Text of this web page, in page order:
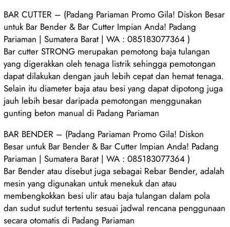
BAR CUTTER – (Padang Pariaman Promo Gila! Diskon Besar
untuk Bar Bender & Bar Cutter Impian Anda! Padang
Pariaman | Sumatera Barat | WA : 085183077364 )
Bar cutter STRONG merupakan pemotong baja tulangan
yang digerakkan oleh tenaga listrik sehingga pemotongan
dapat dilakukan dengan jauh lebih cepat dan hemat tenaga.
Selain itu diameter baja atau besi yang dapat dipotong juga
jauh lebih besar daripada pemotongan menggunakan
gunting beton manual di Padang Pariaman
BAR BENDER – (Padang Pariaman Promo Gila! Diskon
Besar untuk Bar Bender & Bar Cutter Impian Anda! Padang
Pariaman | Sumatera Barat | WA : 085183077364 )
Bar Bender atau disebut juga sebagai Rebar Bender, adalah
mesin yang digunakan untuk menekuk dan atau
membengkokkan besi ulir atau baja tulangan dalam pola
dan sudut sudut tertentu sesuai jadwal rencana penggunaan
secara otomatis di Padang Pariaman